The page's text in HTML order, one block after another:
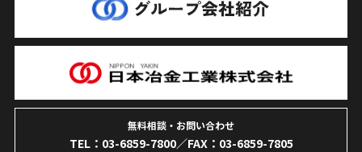
無料相談・お問い合わせ
TEL： 03-6859-7800／FAX：03-6859-7805